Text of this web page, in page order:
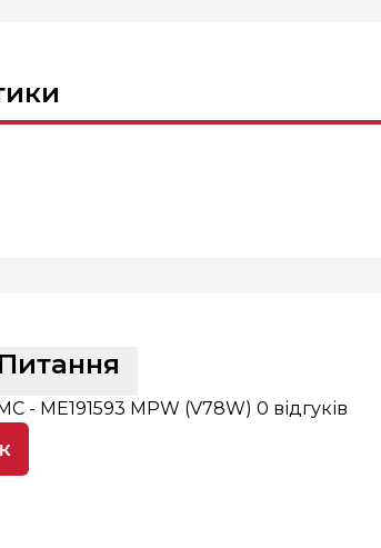
Питання
- ME191593 MPW (V78W) 0 відгуків